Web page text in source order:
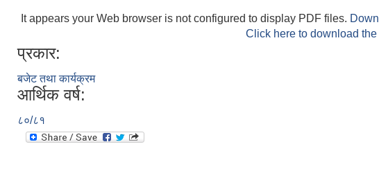
It appears your Web browser is not configured to display PDF files.
Click here to download
प्रकार:
बजेट तथा कार्यक्रम
आर्थिक वर्ष:
८०/८१